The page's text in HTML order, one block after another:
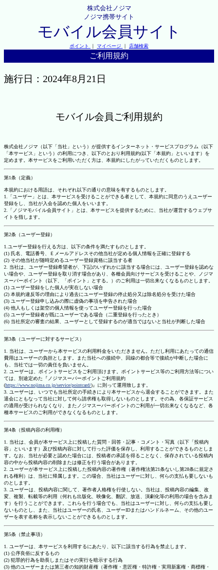
株式会社ノジマ
ノジマ携帯サイト
モバイル会員サイト
ポイント ｜ マイページ ｜ 店舗検索
ご利用規約
施行日：2024年8月21日
モバイル会員ご利用規約
株式会社ノジマ（以下「当社」という）が提供するインターネット・サービスプログラム（以下
「本サービス」という）の利用につき、以下のとおり利用規約(以下「本規約」といいます）を
定めます。本サービスをご利用いただく方は、本規約にしたがっていただくものとします。
第1条（定義）
本規約における用語は、それぞれ以下の通りの意味を有するものとします。
1.「ユーザー」とは、本サービスを受けることができる者として、本規約に同意のうえユーザー
登録をし、当社が入会を認めた個人をいいます。
2.「ノジマモバイル会員サイト」とは、本サービスを提供するために、当社が運営するウェブサ
イトを指します。
第2条（ユーザー登録）
1.ユーザー登録を行える方は、以下の条件を満たすものとします。
(1) 氏名、電話番号、Ｅメールアドレスその他当社が定める個人情報を正確に登録する
(2) その他当社が随時定めるユーザー登録資格に該当する者
2. 当社は、ユーザー登録希望者が、下記のいずれかに該当する場合には、ユーザー登録を認めな
い場合や、ユーザー登録を取り消す場合があり、各種会員向けサービスを受けることや、ノジマ
スーパーポイント（以下、「ポイント」とする。）のご利用は一切出来なくなるものとします。
(1) ユーザー登録をした個人が実在しない場合
(2) 本規約違反等の理由により過去にユーザー登録の停止処分又は除名処分を受けた場合
(3) ユーザー登録申し込みの際に虚偽の事項を申告された場合
(4) 他人もしくは架空の個人情報を使ってユーザー登録を行った場合
(5) ユーザー登録者が既にユーザーである場合（二重登録を行ったとき）
(6) 当社所定の審査の結果、ユーザーとして登録するのが適当ではないと当社が判断した場合
第3条（ユーザーに対するサービス）
1. 当社は、ユーザーから本サービスの利用料金をいただきません。ただし利用にあたっての通信
費用はユーザーの負担とします。また当社への接続中、回線の都合等で接続が中断した場合に
も、当社では一切の責任を負いません。
2. ユーザーは、ポイントサービスをご利用頂けます。ポイントサービス等のご利用方法等につい
ては、別途定めた『ノジマスーパーポイントご利用規約
(https://www.nojima.co.jp/service/pointcard/)』に則って運用致します。
3. ユーザーは、いつでも当社所定の手続きにより本サービスから退会することができます。また
退会にともなって当社に対して何ら請求権も取得しないものとします。その為、各保証サービス
の適用が受けられなくなり、またノジマスーパーポイントのご利用が一切出来なくなるなど、各
種本サービスのご利用ができなくなるものとします。
第4条（投稿内容の利用権）
1. 当社は、会員が本サービス上に投稿した質問・回答・記事・コメント・写真（以下「投稿内
容」といいます）及び投稿内容に対して行った評価を保存し、利用することができるものとしま
す。なお、当社が必要と認めた場合には、投稿者の承諾を得ることなく、保存されている投稿内
容の中から投稿内容の削除または修正を行う場合があります。
2. ユーザーが本サービス上に投稿した投稿内容の著作権（著作権法第21条ないし第28条に規定さ
れる権利）は、当社に帰属します。この場合、当社はユーザーに対し、何らの支払も要しないも
のとします。
3. ユーザーは、投稿内容に関して、著作者人格権を行使しない。当社は、投稿内容の編集、改
変、複製、転載等の利用（何れも出版化、映像化、翻訳、放送、演劇化等の利用の場合を含みま
す）を行うことができます。これらを行う場合でも、当社はユーザーに対し、何らの支払も要し
ないものとし、また、当社はユーザーの氏名、ユーザーIDまたはハンドルネーム、その他のユー
ザーを表す名称を表示しないことができるものとします。
第5条（禁止事項）
1. ユーザーは、本サービスを利用するにあたり、以下に該当する行為を禁止します。
(1) 公序良俗に反するもの
(2) 犯罪的行為を助長しまたはその実行を暗示する行為
(3) 他のユーザーまたは第三者の知的財産権（著作権・意匠権・特許権・実用新案権・商標権・